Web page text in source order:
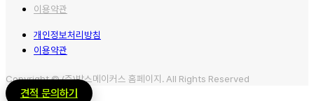
이용약관
개인정보처리방침
이용약관
Copyright © (주)박스메이커스 홈페이지. All Rights Reserved
견적 문의하기